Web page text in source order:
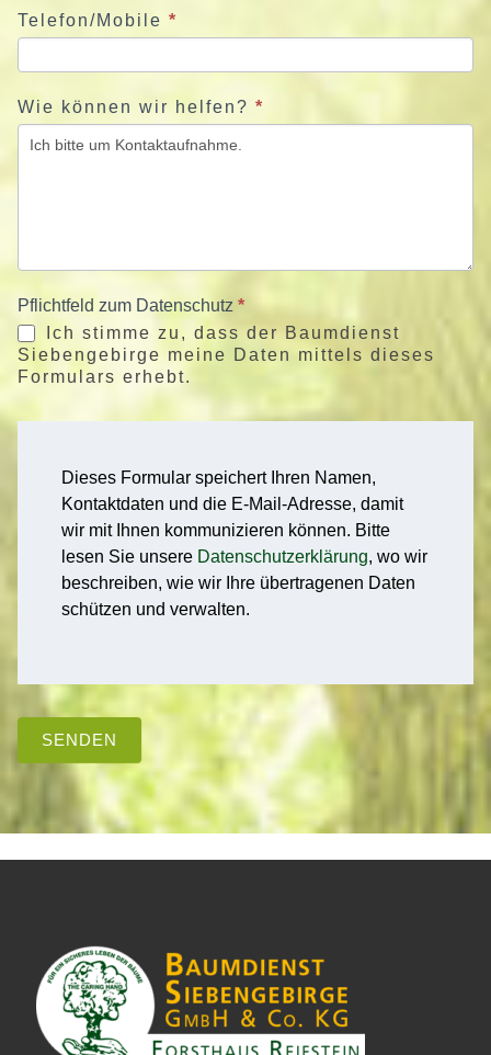
Telefon/Mobile *
Wie können wir helfen? *
Pflichtfeld zum Datenschutz *
Ich stimme zu, dass der Baumdienst
Siebengebirge meine Daten mittels dieses
Formulars erhebt.
Dieses Formular speichert Ihren Namen,
Kontaktdaten und die E-Mail-Adresse, damit
wir mit Ihnen kommunizieren können. Bitte
lesen Sie unsere Datenschutzerklärung, wo wir
beschreiben, wie wir Ihre übertragenen Daten
schützen und verwalten.
SENDEN